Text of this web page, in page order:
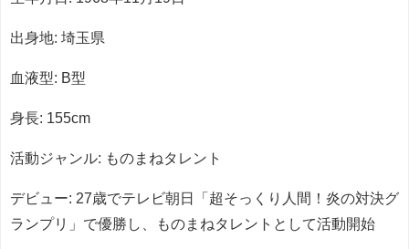
出身地: 埼玉県
血液型: B型
身長: 155cm
活動ジャンル: ものまねタレント
デビュー: 27歳でテレビ朝日「超そっくり人間！炎の対決グ
ランプリ」で優勝し、ものまねタレントとして活動開始